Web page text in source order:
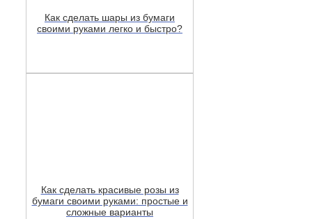
Как сделать шары из бумаги
своими руками легко и быстро?
Как сделать красивые розы из
бумаги своими руками: простые и
сложные варианты